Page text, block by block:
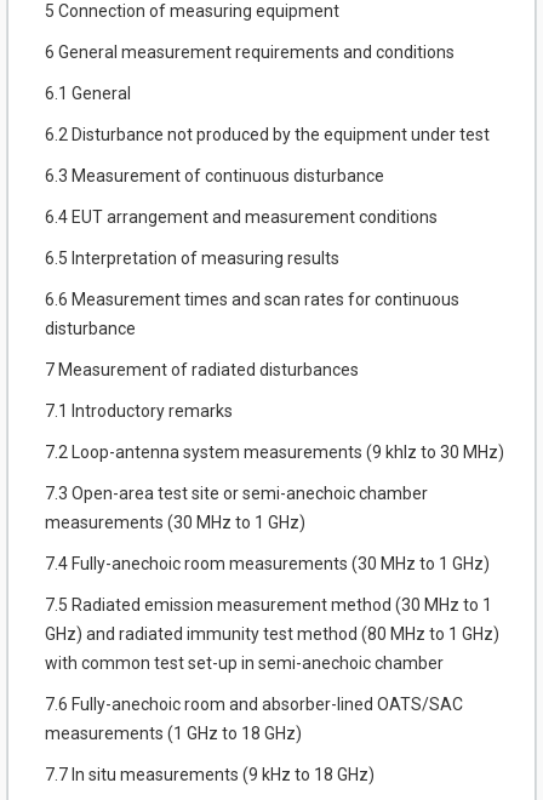
5 Connection of measuring equipment
6 General measurement requirements and conditions
6.1 General
6.2 Disturbance not produced by the equipment under test
6.3 Measurement of continuous disturbance
6.4 EUT arrangement and measurement conditions
6.5 Interpretation of measuring results
6.6 Measurement times and scan rates for continuous
disturbance
7 Measurement of radiated disturbances
7.1 Introductory remarks
7.2 Loop-antenna system measurements (9 khlz to 30 MHz)
7.3 Open-area test site or semi-anechoic chamber
measurements (30 MHz to 1 GHz)
7.4 Fully-anechoic room measurements (30 MHz to 1 GHz)
7.5 Radiated emission measurement method (30 MHz to 1
GHz) and radiated immunity test method (80 MHz to 1 GHz)
with common test set-up in semi-anechoic chamber
7.6 Fully-anechoic room and absorber-lined OATS/SAC
measurements (1 GHz to 18 GHz)
7.7 In situ measurements (9 kHz to 18 GHz)